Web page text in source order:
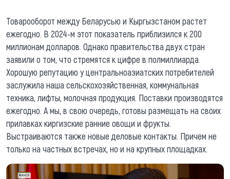
Товарооборот между Беларусью и Кыргызстаном растет
ежегодно. В 2024-м этот показатель приблизился к 200
миллионам долларов. Однако правительства двух стран
заявили о том, что стремятся к цифре в полмиллиарда.
Хорошую репутацию у центральноазиатских потребителей
заслужила наша сельскохозяйственная, коммунальная
техника, лифты, молочная продукция. Поставки производятся
ежегодно. А мы, в свою очередь, готовы размещать на своих
прилавках киргизские ранние овощи и фрукты.
Выстраиваются также новые деловые контакты. Причем не
только на частных встречах, но и на крупных площадках.